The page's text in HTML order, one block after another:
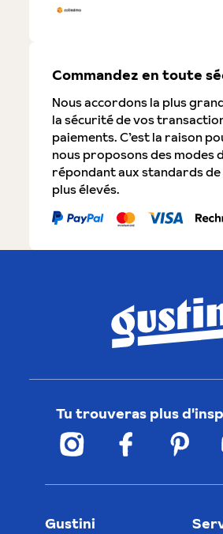
Commandez en toute
Nous accordons la plus
la sécurité de vos
paiements. C’est la raison
nous proposons des modes
répondant aux standards
plus élevés.
Tu trouveras plus
Gustini